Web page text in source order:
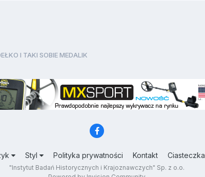
I TAKI SOBIE MEDALIK
Styl Polityka prywatności Kontakt Ciasteczka
"Instytut Badań Historycznych i Krajoznawczych" Sp. z o.o.